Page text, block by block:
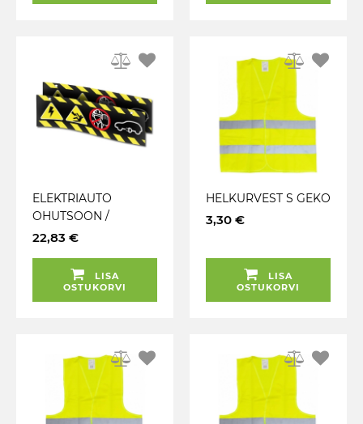
ELEKTRIAUTO
OHUTSOON /
KÕRGEPINGE
22,83 €
LISA
OSTUKORVI
HELKURVEST S GEKO
3,30 €
LISA
OSTUKORVI